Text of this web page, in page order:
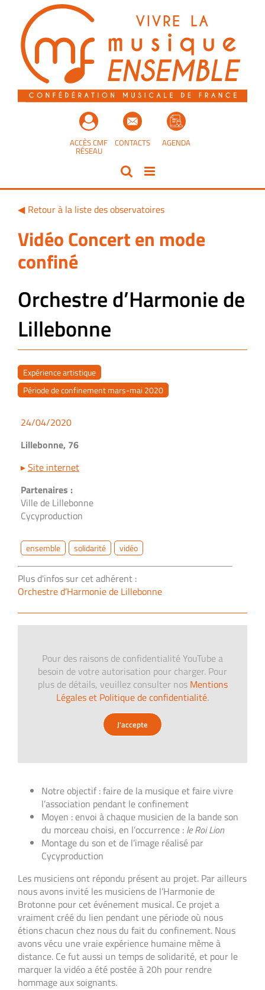
contenu
AGENDA
CONTACTS
ACCÈS CMF
RÉSEAU
Retour à la liste des observatoires
Vidéo Concert en mode
confiné
Orchestre d’Harmonie de
Lillebonne
Expérience artistique
Période de confinement mars-mai 2020
24/04/2020
Lillebonne, 76
▸Site internet
Partenaires :
Ville de Lillebonne
Cycyproduction
ensemble solidarité vidéo
Plus d'infos sur cet adhérent :
Orchestre d’Harmonie de Lillebonne
Pour des raisons de confidentialité YouTube a
besoin de votre autorisation pour charger. Pour
plus de détails, veuillez consulter nos Mentions
Légales et Politique de confidentialité.
J'accepte
Notre objectif : faire de la musique et faire vivre
l’association pendant le confinement
Moyen : envoi à chaque musicien de la bande son
du morceau choisi, en l’occurrence : le Roi Lion
Montage du son et de l’image réalisé par
Cycyproduction
Les musiciens ont répondu présent au projet. Par ailleurs
nous avons invité les musiciens de l’Harmonie de
Brotonne pour cet événement musical. Ce projet a
vraiment créé du lien pendant une période où nous
étions chacun chez nous du fait du confinement. Nous
avons vécu une vraie expérience humaine même à
distance. Ce fut aussi un temps de solidarité, et pour le
marquer la vidéo a été postée à 20h pour rendre
hommage aux soignants.